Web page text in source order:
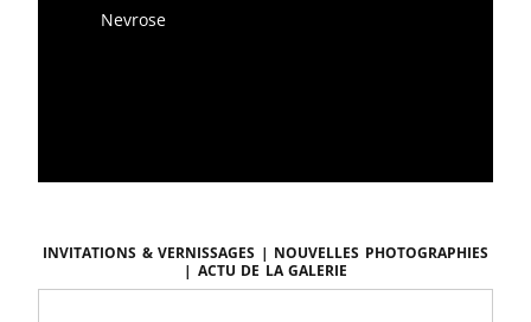
Nevrose
Invitations & vernissages | Nouvelles photographies
| Actu de la galerie